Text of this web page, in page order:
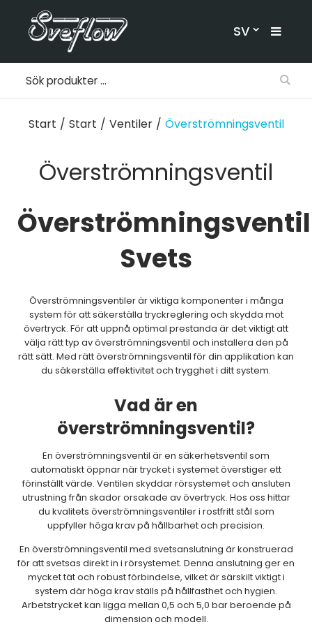
SV
Start / Start / Ventiler / Överströmningsventil
Överströmningsventil
Överströmningsventil
Svets
Överströmningsventiler är viktiga komponenter i många
system för att säkerställa tryckreglering och skydda mot
övertryck. För att uppnå optimal prestanda är det viktigt att
välja rätt typ av överströmningsventil och installera den på
rätt sätt. Med rätt överströmningsventil för din applikation kan
du säkerställa effektivitet och trygghet i ditt system.
Vad är en
överströmningsventil?
En överströmningsventil är en säkerhetsventil som
automatiskt öppnar när trycket i systemet överstiger ett
förinställt värde. Ventilen skyddar rörsystemet och ansluten
utrustning från skador orsakade av övertryck. Hos oss hittar
du kvalitets överströmningsventiler i rostfritt stål som
uppfyller höga krav på hållbarhet och precision.
En överströmningsventil med svetsanslutning är konstruerad
för att svetsas direkt in i rörsystemet. Denna anslutning ger en
mycket tät och robust förbindelse, vilket är särskilt viktigt i
system där höga krav ställs på hållfasthet och hygien.
Arbetstrycket kan ligga mellan 0,5 och 5,0 bar beroende på
dimension och modell.